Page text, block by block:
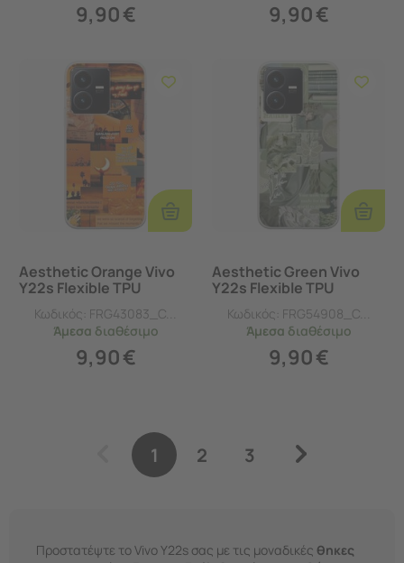
9,90€ 9,90€
Προσθήκη
Στο
Καλάθι
Aesthetic Orange Vivo
Y22s Flexible TPU
Κωδικός: FRG43083_C...
Άμεσα διαθέσιμο
9,90€
Στο
Καλάθι
Aesthetic Green Vivo
Y22s Flexible TPU
Κωδικός: FRG54908_C...
Άμεσα διαθέσιμο
9,90€
1 2 3
Προστατέψτε το Vivo Y22s σας με τις μοναδικές θηκες